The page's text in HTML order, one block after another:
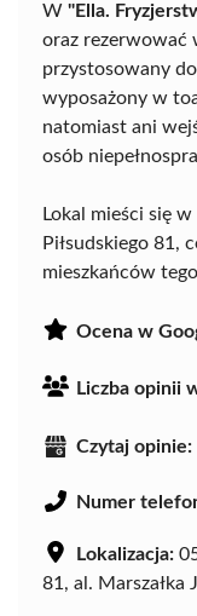
W "Ella.
oraz rezerwować
przystosowany
wyposażony w
natomiast ani
osób
Lokal mieści się
Piłsudskiego 81,
mieszkańców
Ocena w
Liczba opinii
Czytaj opinie:
Numer
Lokalizacja:
81, al. Marszałka